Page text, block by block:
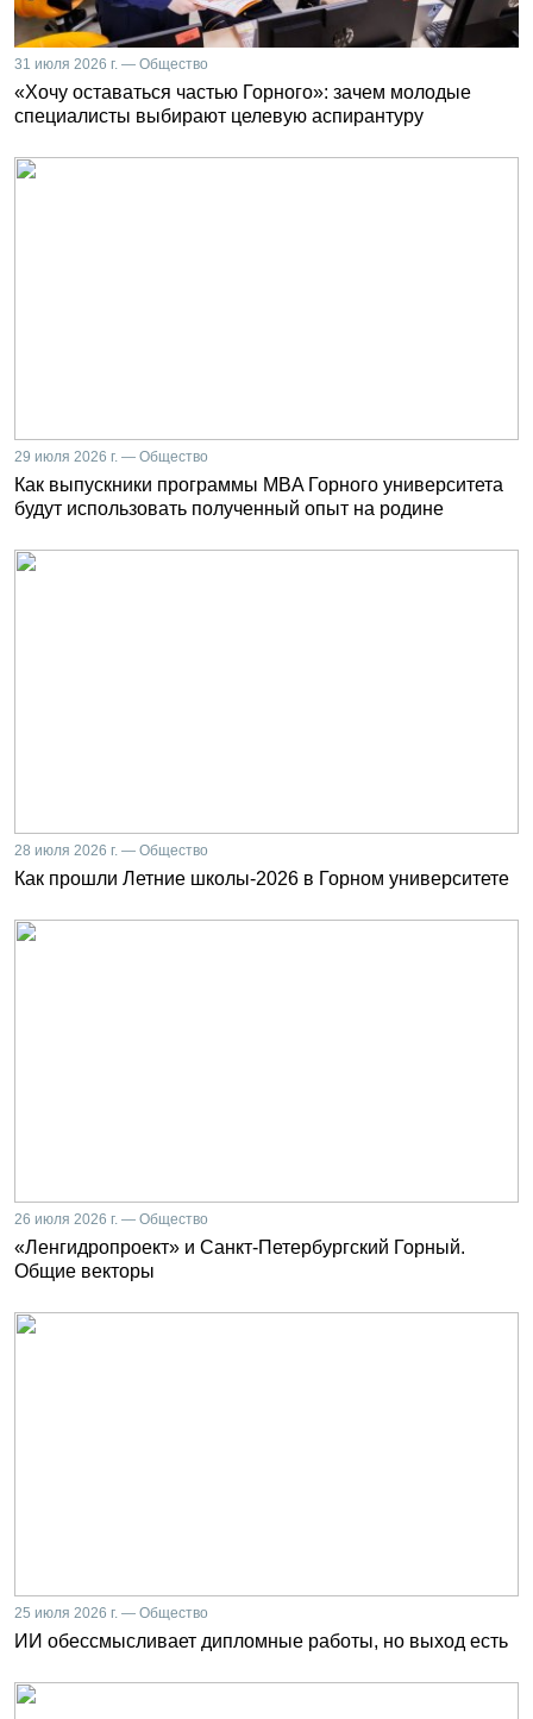
31 июля 2026 г. — Общество
«Хочу оставаться частью Горного»: зачем молодые
специалисты выбирают целевую аспирантуру
29 июля 2026 г. — Общество
Как выпускники программы MBA Горного университета
будут использовать полученный опыт на родине
28 июля 2026 г. — Общество
Как прошли Летние школы-2026 в Горном университете
26 июля 2026 г. — Общество
«Ленгидропроект» и Санкт-Петербургский Горный.
Общие векторы
25 июля 2026 г. — Общество
ИИ обессмысливает дипломные работы, но выход есть